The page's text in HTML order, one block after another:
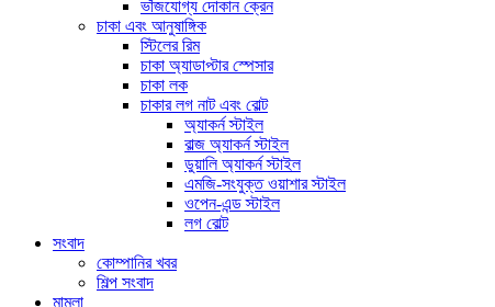
ভাঁজযোগ্য দোকান ক্রেন
চাকা এবং আনুষাঙ্গিক
স্টিলের রিম
চাকা অ্যাডাপ্টার স্পেসার
চাকা লক
চাকার লগ নাট এবং বোল্ট
অ্যাকর্ন স্টাইল
বাল্জ অ্যাকর্ন স্টাইল
ডুয়ালি অ্যাকর্ন স্টাইল
এমজি-সংযুক্ত ওয়াশার স্টাইল
ওপেন-এন্ড স্টাইল
লগ বোল্ট
সংবাদ
কোম্পানির খবর
শিল্প সংবাদ
মামলা